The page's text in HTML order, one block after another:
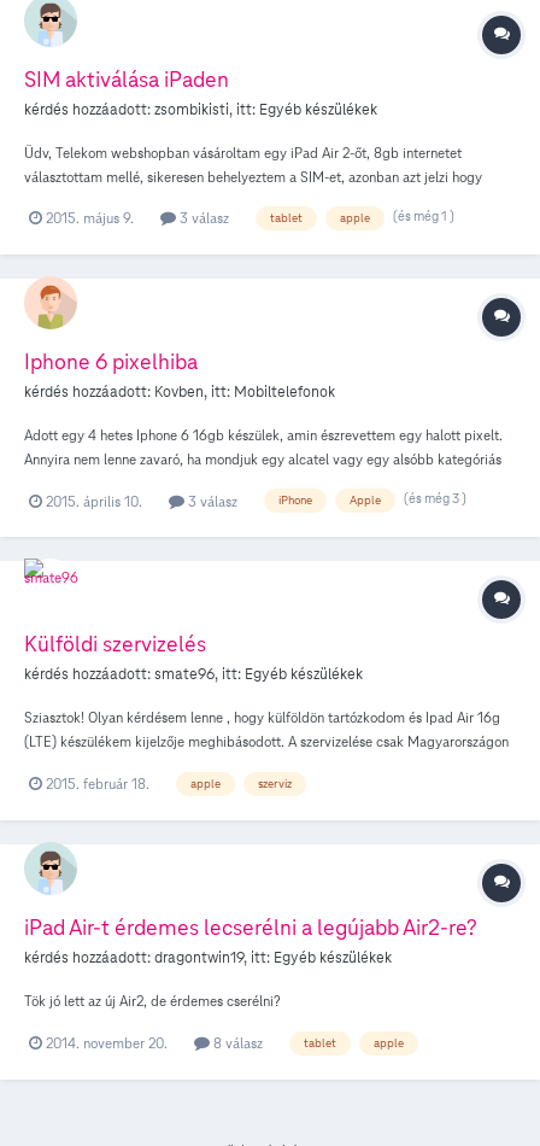
SIM aktiválása iPaden
kérdés hozzáadott:zsombikisti, itt: Egyéb készülékek
Üdv, Telekom webshopban vásároltam egy iPad Air 2-őt, 8gb internetet
választottam mellé, sikeresen behelyeztem a SIM-et, azonban azt jelzi hogy
2015. május 9.
3 válasz tablet apple (és még 1 )
Iphone 6 pixelhiba
kérdés hozzáadott: Kovben, itt: Mobiltelefonok
Adott egy 4 hetes Iphone 6 16gb készülek, amin észrevettem egy halott pixelt.
Annyira nem lenne zavaró, ha mondjuk egy alcatel vagy egy alsóbb kategóriás
szupertelefonon.. Mi a teendő ebben az esetben, illetve mik a kilátásaim?
Válaszotokat előre is köszönöm
2015. április 10. 3 válasz iPhone Apple (és még 3 )
Külföldi szervizelés
kérdés hozzáadott:smate96, itt: Egyéb készülékek
Sziasztok! Olyan kérdésem lenne , hogy külföldön tartózkodom és Ipad Air 16g
(LTE) készülékem kijelzője meghibásodott. A szervizelése csak Magyarországon
2015. február 18.
apple szerviz
iPad Air-t érdemes lecserélni a legújabb Air2-re?
kérdés hozzáadott:dragontwin19, itt: Egyéb készülékek
Tök jó lett az új Air2, de érdemes cserélni?
2014. november 20. 8 válasz tablet apple